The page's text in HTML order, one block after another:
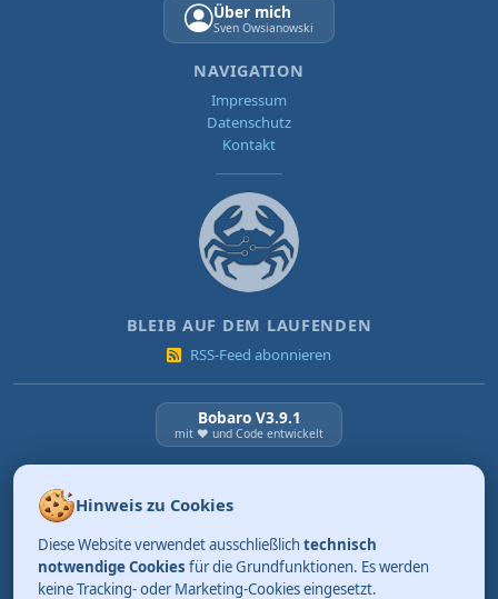
Über mich
Sven Owsianowski
NAVIGATION
Impressum
Datenschutz
Kontakt
BLEIB AUF DEM LAUFENDEN
RSS-Feed abonnieren
Bobaro V3.9.1
mit ❤️ und Code entwickelt
03.08.2026
Review: Tidy. Aufräumen kann so einfach sein.
01.08.2026
Hinweis zu Cookies
Diese Website verwendet ausschließlichtechnisch
notwendige Cookies für die Grundfunktionen. Es werden
keine Tracking- oder Marketing-Cookies eingesetzt.